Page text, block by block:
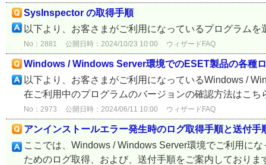
SysInspector の取得手順
以下より、お客さまがご利用になっているプログラム
No：2881 公開日時：2024/10/23 10:00 ウィザードFAQ
Windows / Windows Server環境でのESET製品の各種
以下より、お客さまがご利用になっているWindows /
在ご利用中のプログラムのバージョンの確認方法はこち
No：2973 公開日時：2024/06/11 10:00 ウィザードFAQ
アンインストールエラー発生時のログ取得手順と送付手
ここでは、Windows / Windows Server環境でご利用に
ためのログ取得、および、送付手順をご案内しており